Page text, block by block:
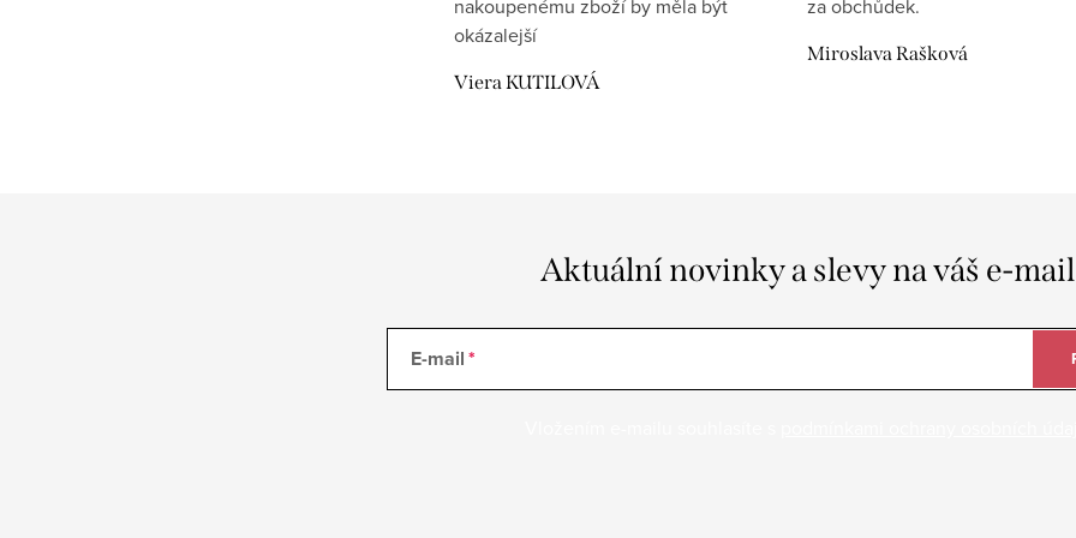
nakoupenému zboží by měla být
okázalejší
Viera KUTILOVÁ
za obchůdek.
Miroslava Rašková
Aktuální novinky a slevy na váš e-mail
E-mail